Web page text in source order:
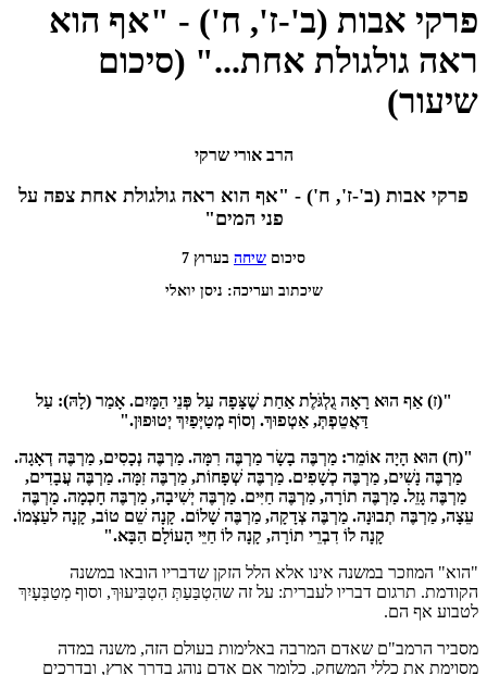
פרקי אבות (ב'-ז', ח') - "אף הוא
ראה גולגולת אחת..." (סיכום
שיעור)
הרב אורי שרקי
פרקי אבות (ב'-ז', ח') - "אף הוא ראה גולגולת אחת צפה על
פני המים"
סיכום שיחה בערוץ 7
שיכתוב ועריכה: ניסן יואלי
"(ז) אַף הוּא רָאָה גֻלְגֹּלֶת אַחַת שֶׁצָּפָה עַל פְּנֵי הַמָּיִם. אָמַר (לָהּ): עַל
דַּאֲטֵפְתְּ, אַטְפוּךְ. וְסוֹף מְטַיְּפַיִךְ יְטוּפוּן."
"(ח) הוּא הָיָה אוֹמֵר: מַרְבֶּה בָשָׂר מַרְבֶּה רִמָּה. מַרְבֶּה נְכָסִים, מַרְבֶּה דְאָגָה.
מַרְבֶּה נָשִׁים, מַרְבֶּה כְשָׁפִים. מַרְבֶּה שְׁפָחוֹת, מַרְבֶּה זִמָּה. מַרְבֶּה עֲבָדִים,
מַרְבֶּה גָזֵל. מַרְבֶּה תוֹרָה, מַרְבֶּה חַיִּים. מַרְבֶּה יְשִׁיבָה, מַרְבֶּה חָכְמָה. מַרְבֶּה
עֵצָה, מַרְבֶּה תְבוּנָה. מַרְבֶּה צְדָקָה, מַרְבֶּה שָׁלוֹם. קָנָה שֵׁם טוֹב, קָנָה לעַצְמוֹ.
קָנָה לוֹ דִבְרֵי תוֹרָה, קָנָה לוֹ חַיֵּי הָעוֹלָם הַבָּא."
"הוא" המוזכר במשנה אינו אלא הלל הזקן שדבריו הובאו במשנה
הקודמת. תרגום דבריו לעברית: על זה שהִטְבַּעַתְּ הִטְבִּיעוּךְ, וסוף מְטַבְּעָיִךְ
לטבוע אף הם.
מסביר הרמב"ם שאדם המרבה באלימות בעולם הזה, משנה במדה
מסוימת את כללי המשחק. כלומר אם אדם נוהג בדרך ארץ, ובדרכים